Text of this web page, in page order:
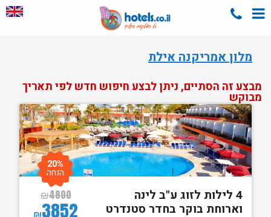
מלון אמריקנה אילת
מבצע זה הסתיים, ניתן לבצע חיפוש חדש לפי תאריך
מבוקש
4 לילות לזוג ע"ב לינה
וארוחת בוקר בחדר סטנדרט
₪4800
₪3852
20%
הנחה